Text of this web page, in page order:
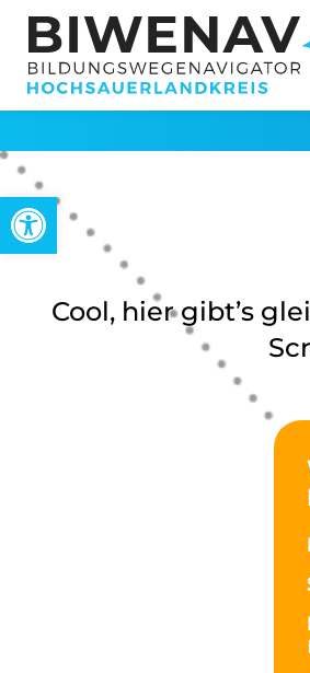
Werkzeugleiste öffnen
Cool, hier gibt’s